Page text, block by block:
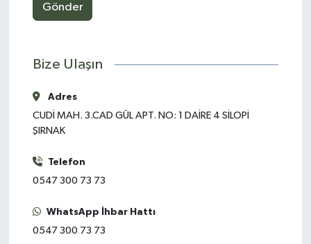
Gönder
Bize Ulaşın
Adres
CUDİ MAH. 3.CAD GÜL APT. NO: 1 DAİRE 4 SİLOPİ
ŞIRNAK
Telefon
0547 300 73 73
WhatsApp İhbar Hattı
0547 300 73 73